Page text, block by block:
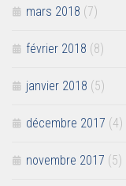
mars 2018 (7)
février 2018 (8)
janvier 2018 (5)
décembre 2017 (4)
novembre 2017 (5)